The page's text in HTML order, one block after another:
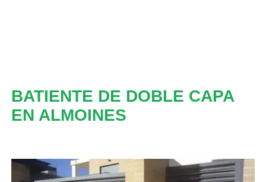
BATIENTE DE DOBLE CAPA
EN ALMOINES